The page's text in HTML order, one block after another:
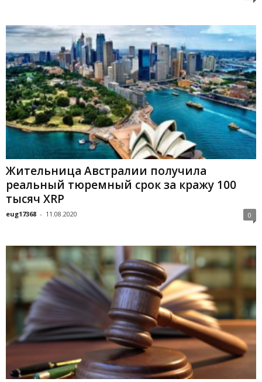
Жительница Австралии получила
реальный тюремный срок за кражу 100
тысяч XRP
eug17368 - 11.08.2020 0